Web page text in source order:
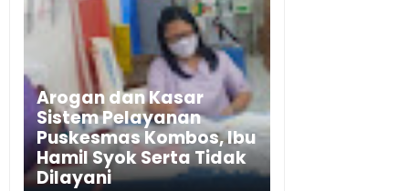
Arogan dan Kasar
Sistem Pelayanan
Puskesmas Kombos, Ibu
Hamil Syok Serta Tidak
Dilayani